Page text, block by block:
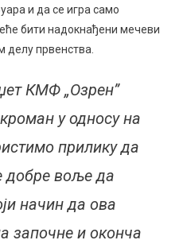
и да се игра само
бити надокнађени мечеви
делу првенства.
КМФ „Озрен”
у односу на
прилику да
добре воље да
начин да ова
започне и оконча